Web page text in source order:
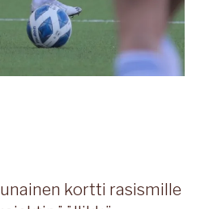
kortti rasismille